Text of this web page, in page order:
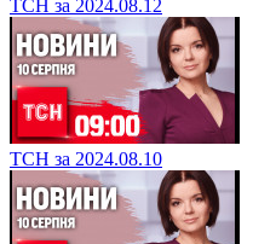
ТСН за 2024.08.12
ТСН за 2024.08.10